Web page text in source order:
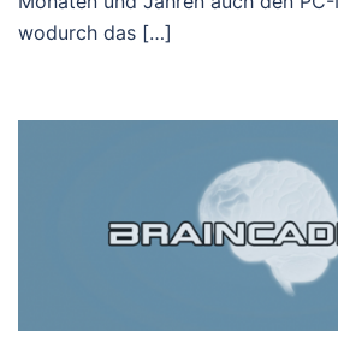
wodurch das […]